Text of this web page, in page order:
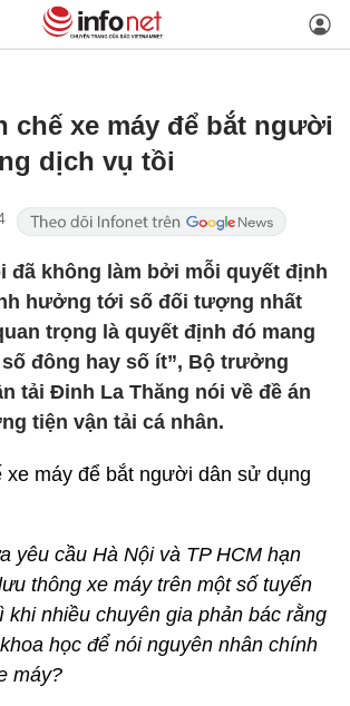
chế xe máy để bắt người
dịch vụ tồi
đã không làm bởi mỗi quyết định
hưởng tới số đối tượng nhất
trọng là quyết định đó mang
đông hay số ít”, Bộ trưởng
tải Đinh La Thăng nói về đề án
tiện vận tải cá nhân.
xe máy để bắt người dân sử dụng
yêu cầu Hà Nội và TP HCM hạn
thông xe máy trên một số tuyến
khi nhiều chuyên gia phản bác rằng
học để nói nguyên nhân chính
máy?